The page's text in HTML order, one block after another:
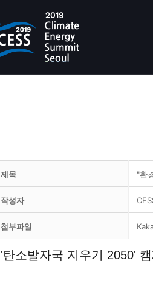
제목 "환
작성자
첨부파일
'탄소발자국 지우기 2050'